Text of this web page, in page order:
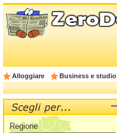
Alloggiare Business e studio
Regione